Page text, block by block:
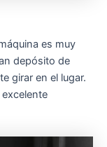
es muy
depósito de
girar en el lugar.